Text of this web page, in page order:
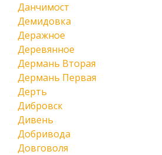
Данчимост
Демидовка
Деражное
Деревянное
Дермань Вторая
Дермань Первая
Дерть
Дибровск
Дивень
Добривода
Довговоля